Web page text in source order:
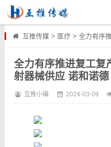
互推传媒 > 医疗> 全力有序推进复工
全力有序推进复工复
射器械供应 诺和诺
互推小编 2024-03-09